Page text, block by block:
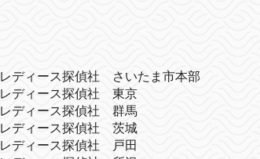
レディース探偵社 さいたま市本部
レディース探偵社 東京
レディース探偵社 群馬
レディース探偵社 茨城
レディース探偵社 戸田